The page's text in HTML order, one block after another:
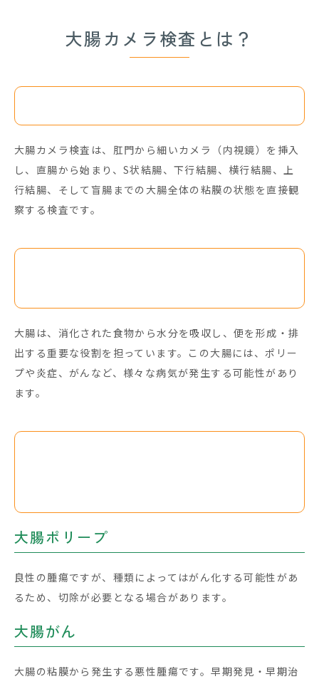
大腸カメラ検査とは？
大腸カメラ検査は、肛門から細いカメラ（内視鏡）を挿入
し、直腸から始まり、S状結腸、下行結腸、横行結腸、上
行結腸、そして盲腸までの大腸全体の粘膜の状態を直接観
察する検査です。
大腸は、消化された食物から水分を吸収し、便を形成・排
出する重要な役割を担っています。この大腸には、ポリー
プや炎症、がんなど、様々な病気が発生する可能性があり
ます。
大腸ポリープ
良性の腫瘍ですが、種類によってはがん化する可能性があ
るため、切除が必要となる場合があります。
大腸がん
大腸の粘膜から発生する悪性腫瘍です。早期発見・早期治